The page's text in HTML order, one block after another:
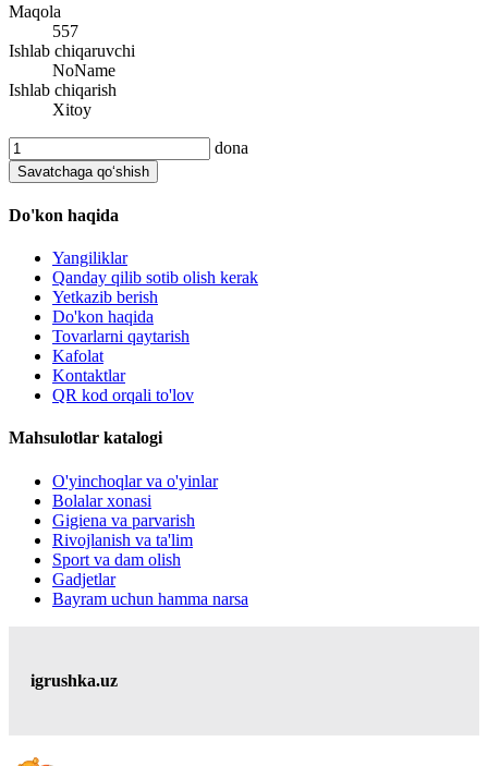
Maqola
557
Ishlab chiqaruvchi
NoName
Ishlab chiqarish
Xitoy
dona
Savatchaga qo‘shish
Do'kon haqida
Yangiliklar
Qanday qilib sotib olish kerak
Yetkazib berish
Do'kon haqida
Tovarlarni qaytarish
Kafolat
Kontaktlar
QR kod orqali to'lov
Mahsulotlar katalogi
O'yinchoqlar va o'yinlar
Bolalar xonasi
Gigiena va parvarish
Rivojlanish va ta'lim
Sport va dam olish
Gadjetlar
Bayram uchun hamma narsa
igrushka.uz